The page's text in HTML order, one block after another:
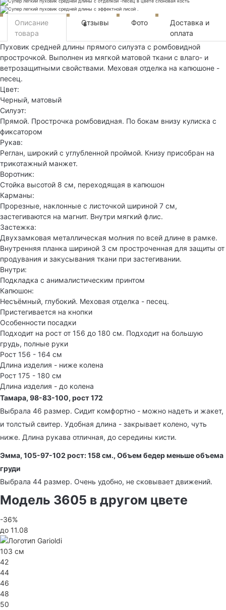
Описание
товара
Отзывы
5 Фото
Доставка и
оплата
Пуховик средней длины прямого силуэта с ромбовидной
прострочкой. Выполнен из мягкой матовой ткани с влаго- и
ветрозащитными свойствами. Меховая отделка на капюшоне -
песец.
Цвет:
Черный, матовый
Силуэт:
Прямой. Прострочка ромбовидная. По бокам внизу кулиска с
фиксатором
Рукав:
Реглан, широкий с углубленной проймой. Книзу присобран на
трикотажный манжет.
Воротник:
Стойка высотой 8 см, переходящая в капюшон
Карманы:
Прорезные, наклонные с листочкой шириной 7 см,
застегиваются на магнит. Внутри мягкий флис.
Застежка:
Двухзамковая металлическая молния по всей длине в рамке.
Внутренняя планка шириной 3 см простроченная для защиты от
продувания и закусывания ткани при застегивании.
Внутри:
Подкладка с анималистическим принтом
Капюшон:
Несъёмный, глубокий. Меховая отделка - песец.
Пристегивается на кнопки
Особенности посадки
Подходит на рост от 156 до 180 см. Подходит на большую
грудь, полные руки
Рост 156 - 164 см
Длина изделия - ниже колена
Рост 175 - 180 см
Длина изделия - до колена
Тамара, 98-83-100, рост 172
Выбрала 46 размер. Сидит комфортно - можно надеть и жакет,
и толстый свитер. Удобная длина - закрывает колено, чуть
ниже. Длина рукава отличная, до середины кисти.
Эмма, 105-97-102 рост: 158 см., Объем бедер меньше объема
груди
Выбрала 44 размер. Очень удобно, не сковывает движений.
Модель 3605 в другом цвете
-36%
до 11.08
103 см
42
44
46
48
50